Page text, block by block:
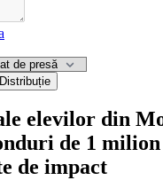
Distribuție
elevilor din
de 1
de impact